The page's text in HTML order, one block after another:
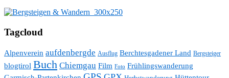
Tagcloud
Alpenverein aufdenbergde Ausflug Berchtesgadener Land Bergsteiger
blogtirol Buch Chiemgau Film Foto Frühlingswanderung